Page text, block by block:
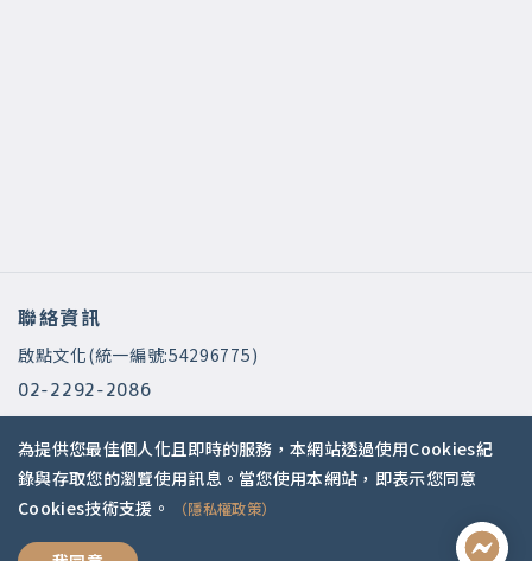
聯絡資訊
啟點文化(統一編號:54296775)
02-2292-2086
service@koob.com.tw
服務時間
週一至週五 10:00-18:00
國定假日公休
為提供您最佳個人化且即時的服務，本網站透過使用Cookies紀
錄與存取您的瀏覽使用訊息。當您使用本網站，即表示您同意
Cookies技術支援。
（隱私權政策）